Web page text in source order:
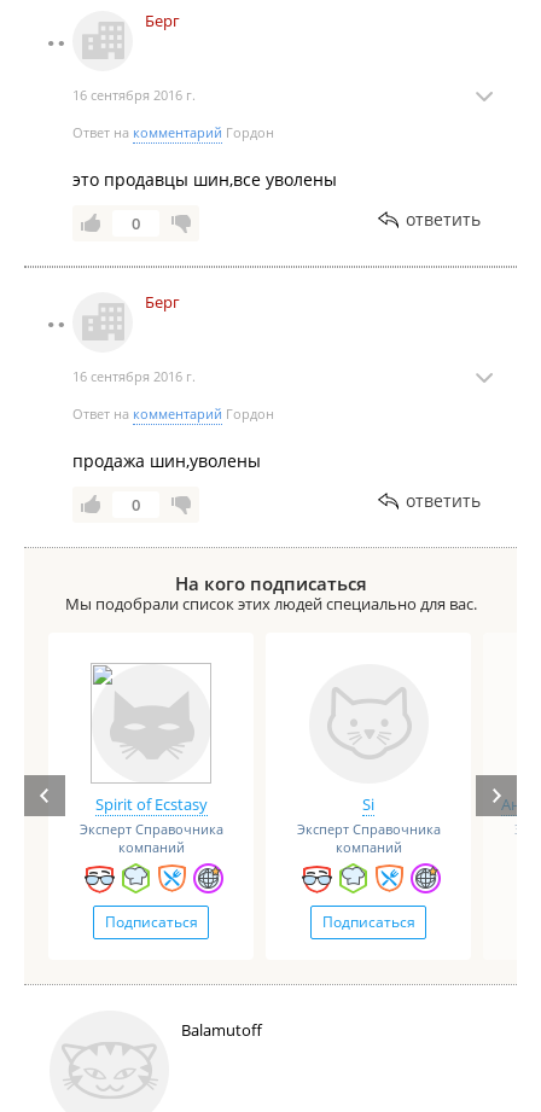
Берг
16 сентября 2016 г.
Ответ на комментарий Гордон
это продавцы шин,все уволены
0 ответить
Берг
16 сентября 2016 г.
Ответ на комментарий Гордон
продажа шин,уволены
0 ответить
На кого подписаться
Мы подобрали список этих людей специально для вас.
Spirit of Ecstasy
Эксперт Справочника
компаний
Подписаться
Si
Эксперт Справочника
компаний
Подписаться
Balamutoff